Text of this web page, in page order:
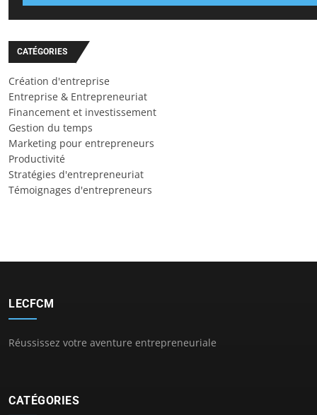
CATÉGORIES
Création d'entreprise
Entreprise & Entrepreneuriat
Financement et investissement
Gestion du temps
Marketing pour entrepreneurs
Productivité
Stratégies d'entrepreneuriat
Témoignages d'entrepreneurs
LECFCM
Réussissez votre aventure entrepreneuriale
CATÉGORIES